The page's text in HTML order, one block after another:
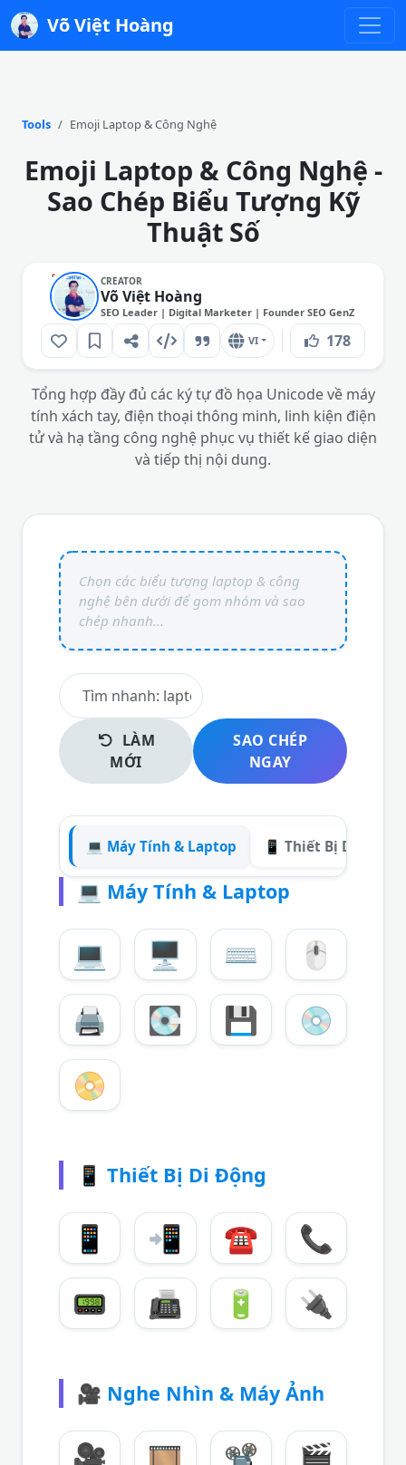
Võ Việt Hoàng
Tools Emoji Laptop & Công Nghệ
Emoji Laptop & Công Nghệ -
Sao Chép Biểu Tượng Kỹ
Thuật Số
CREATOR
Võ Việt Hoàng
SEO Leader | Digital Marketer | Founder SEO GenZ
VI 178
Tổng hợp đầy đủ các ký tự đồ họa Unicode về máy
tính xách tay, điện thoại thông minh, linh kiện điện
tử và hạ tầng công nghệ phục vụ thiết kế giao diện
và tiếp thị nội dung.
LÀM
MỚI
SAO CHÉP
NGAY
💻 Máy Tính & Laptop 📱 Thiết Bị Di Động
💻 Máy Tính & Laptop
💻 🖥️ ⌨️
🖱️
🖨️
💽 💾
💿
📀
📱 Thiết Bị Di Động
📱 📲 ☎️
📞
📟
📠 🔋 🔌
🎥 Nghe Nhìn & Máy Ảnh
🎥 🎞️ 📽️
🎬